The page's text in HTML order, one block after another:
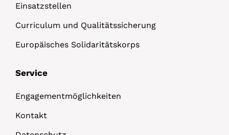
Einsatzstellen
Curriculum und Qualitätssicherung
Europäisches Solidaritätskorps
Service
Engagementmöglichkeiten
Kontakt